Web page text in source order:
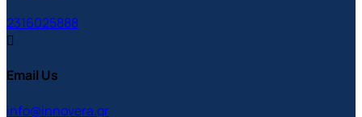
2316025888
Email Us
info@innovera.gr